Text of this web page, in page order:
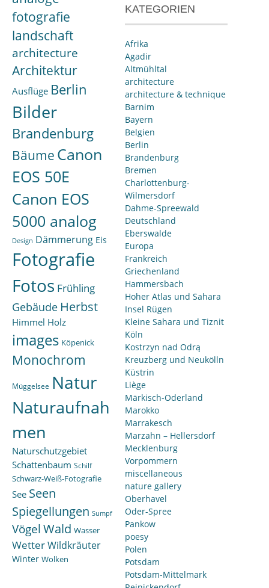
fotografie
landschaft
architecture
Architektur
Ausflüge Berlin
Bilder
Brandenburg
Bäume Canon
EOS 50E
Canon EOS
5000 analog
Design Dämmerung Eis
Fotografie
Fotos Frühling
Gebäude Herbst
Himmel Holz
images Köpenick
Monochrom
Müggelsee Natur
Naturaufnah
men
Naturschutzgebiet
Schattenbaum Schilf
Schwarz-Weiß-Fotografie
See Seen
Spiegellungen Sumpf
VögelWald Wasser
WetterWildkräuter
Winter Wolken
KATEGORIEN
Afrika
Agadir
Altmühltal
architecture
architecture & technique
Barnim
Bayern
Belgien
Berlin
Brandenburg
Bremen
Charlottenburg-
Wilmersdorf
Dahme-Spreewald
Deutschland
Eberswalde
Europa
Frankreich
Griechenland
Hammersbach
Hoher Atlas und Sahara
Insel Rügen
Kleine Sahara und Tiznit
Köln
Kostrzyn nad Odrą
Kreuzberg und Neukölln
Küstrin
Liège
Märkisch-Oderland
Marokko
Marrakesch
Marzahn – Hellersdorf
Mecklenburg
Vorpommern
miscellaneous
nature gallery
Oberhavel
Oder-Spree
Pankow
poesy
Polen
Potsdam
Potsdam-Mittelmark